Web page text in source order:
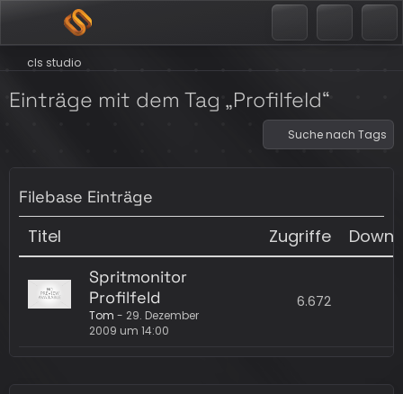
cls studio
Einträge mit dem Tag „Profilfeld“
Suche nach Tags
Filebase Einträge
Titel Zugriffe
Spritmonitor
Profilfeld
Tom - 29. Dezember
2009 um 14:00
6.672